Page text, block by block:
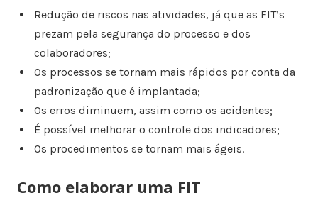
Redução de riscos nas atividades, já que as FIT’s
prezam pela segurança do processo e dos
colaboradores;
Os processos se tornam mais rápidos por conta da
padronização que é implantada;
Os erros diminuem, assim como os acidentes;
É possível melhorar o controle dos indicadores;
Os procedimentos se tornam mais ágeis.
Como elaborar uma FIT